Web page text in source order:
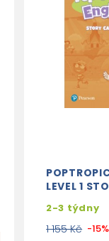
LEVEL 1
2-3 týdny
1 155 Kč -15%